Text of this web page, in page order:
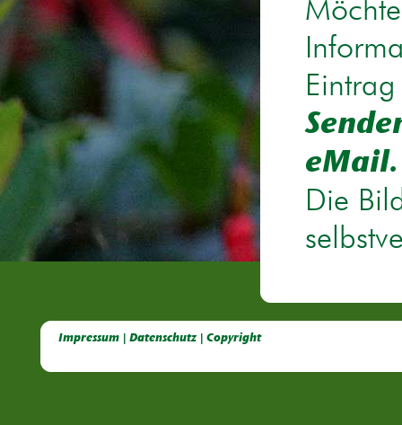
eMail.
Die
Impressum | Datenschutz | Copyright